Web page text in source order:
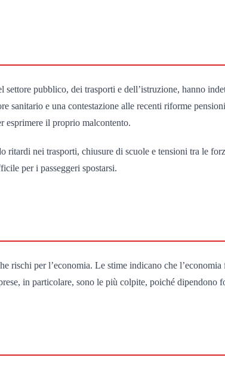
pubblico, dei trasporti e dell’istruzione, hanno
e una contestazione alle recenti riforme
esprimere il proprio malcontento.
nei trasporti, chiusure di scuole e tensioni tra le
per i passeggeri spostarsi.
per l’economia. Le stime indicano che
in particolare, sono le più colpite, poiché dipendono